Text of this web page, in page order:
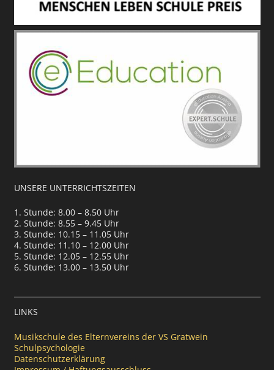
UNSERE UNTERRICHTSZEITEN
1. Stunde: 8.00 – 8.50 Uhr
2. Stunde: 8.55 – 9.45 Uhr
3. Stunde: 10.15 – 11.05 Uhr
4. Stunde: 11.10 – 12.00 Uhr
5. Stunde: 12.05 – 12.55 Uhr
6. Stunde: 13.00 – 13.50 Uhr
LINKS
Musikschule des Elternvereins der VS Gratwein
Schulpsychologie
Datenschutzerklärung